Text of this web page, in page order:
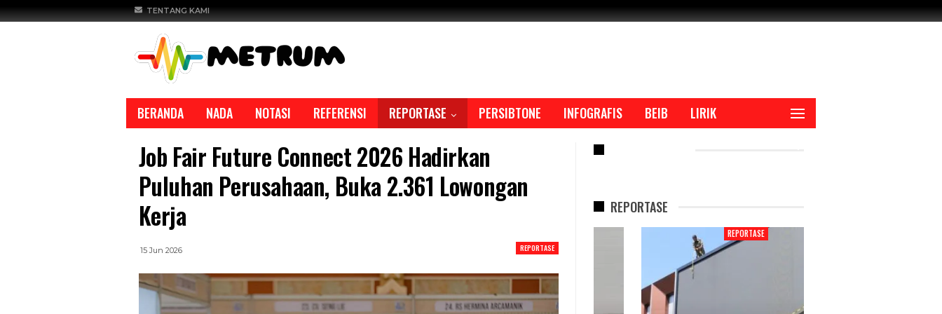
TENTANG KAMI
BERANDA NADA NOTASI REFERENSI REPORTASE PERSIBTONE INFOGRAFIS BEIB LIRIK
Job Fair Future Connect 2026 Hadirkan
Puluhan Perusahaan, Buka 2.361 Lowongan
Kerja
REPORTASE
15 Jun 2026
REPORTASE
REPORTASE